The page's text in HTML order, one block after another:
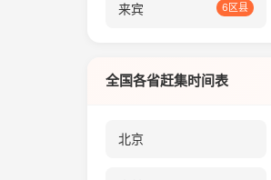
来宾 6区县
全国各省赶集时间表
北京